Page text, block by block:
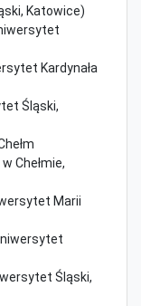
Katowice)
Kardynała
Śląski,
Chełmie,
Marii
Śląski,